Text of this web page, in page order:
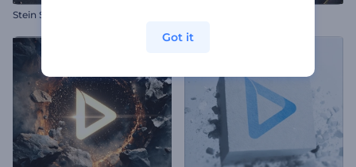
Stein Schwerkraft Opener
Got it